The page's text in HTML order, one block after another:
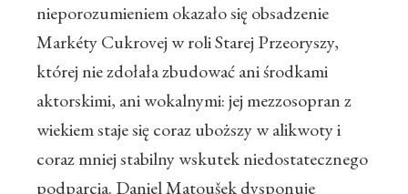
nieporozumieniem okazało się obsadzenie
Markéty Cukrovej w roli Starej Przeoryszy,
której nie zdołała zbudować ani środkami
aktorskimi, ani wokalnymi: jej mezzosopran z
wiekiem staje się coraz uboższy w alikwoty i
coraz mniej stabilny wskutek niedostatecznego
podparcia. Daniel Matoušek dysponuje